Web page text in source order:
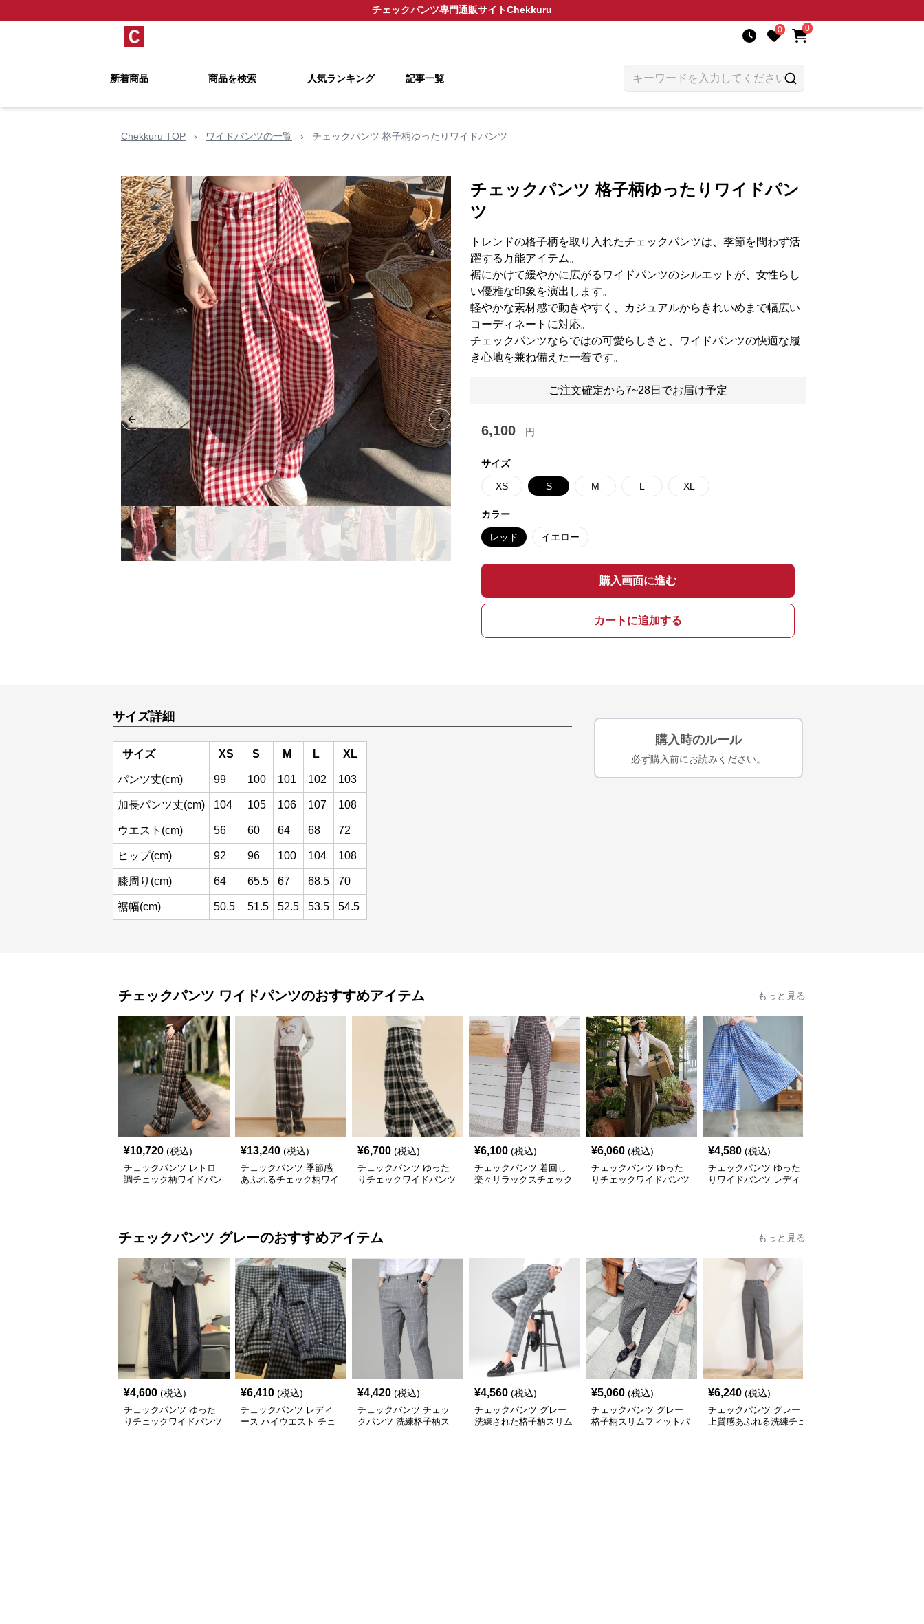
チェックパンツ専門通販サイトChekkuru
0 0
新着商品 商品を検索 人気ランキング 記事一覧
Chekkuru TOP › ワイドパンツの一覧 › チェックパンツ 格子柄ゆったりワイドパンツ
Previous slide Next slide
チェックパンツ 格子柄ゆったりワイドパン
ツ
トレンドの格子柄を取り入れたチェックパンツは、季節を問わず活
躍する万能アイテム。
裾にかけて緩やかに広がるワイドパンツのシルエットが、女性らし
い優雅な印象を演出します。
軽やかな素材感で動きやすく、カジュアルからきれいめまで幅広い
コーディネートに対応。
チェックパンツならではの可愛らしさと、ワイドパンツの快適な履
き心地を兼ね備えた一着です。
ご注文確定から7~28日でお届け予定
6,100 円
サイズ
XS S M L XL
カラー
レッド イエロー
購入画面に進む
カートに追加する
サイズ詳細
サイズ XS S M L XL
パンツ丈(cm) 99 100 101 102 103
加長パンツ丈(cm) 104 105 106 107 108
ウエスト(cm) 56 60 64 68 72
ヒップ(cm) 92 96 100 104 108
膝周り(cm) 64 65.5 67 68.5 70
裾幅(cm) 50.5 51.5 52.5 53.5 54.5
購入時のルール
必ず購入前にお読みください。
チェックパンツ ワイドパンツのおすすめアイテム もっと見る
¥10,720 (税込)
チェックパンツ レトロ
調チェック柄ワイドパン
¥13,240 (税込)
チェックパンツ 季節感
あふれるチェック柄ワイ
¥6,700 (税込)
チェックパンツ ゆった
りチェックワイドパンツ
¥6,100 (税込)
チェックパンツ 着回し
楽々リラックスチェック
¥6,060 (税込)
チェックパンツ ゆった
りチェックワイドパンツ
¥4,580 (税込)
チェックパンツ ゆった
りワイドパンツ レディ
チェックパンツ グレーのおすすめアイテム もっと見る
¥4,600 (税込)
チェックパンツ ゆった
りチェックワイドパンツ
¥6,410 (税込)
チェックパンツ レディ
ース ハイウエスト チェ
¥4,420 (税込)
チェックパンツ チェッ
クパンツ 洗練格子柄ス
¥4,560 (税込)
チェックパンツ グレー
洗練された格子柄スリム
¥5,060 (税込)
チェックパンツ グレー
格子柄スリムフィットパ
¥6,240 (税込)
チェックパンツ グレー
上質感あふれる洗練チェ